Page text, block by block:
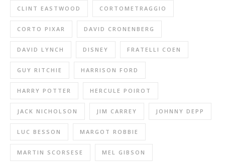
CLINT EASTWOOD CORTOMETRAGGIO
CORTO PIXAR DAVID CRONENBERG
DAVID LYNCH DISNEY FRATELLI COEN
GUY RITCHIE HARRISON FORD
HARRY POTTER HERCULE POIROT
JACK NICHOLSON JIM CARREY JOHNNY DEPP
LUC BESSON MARGOT ROBBIE
MARTIN SCORSESE MEL GIBSON